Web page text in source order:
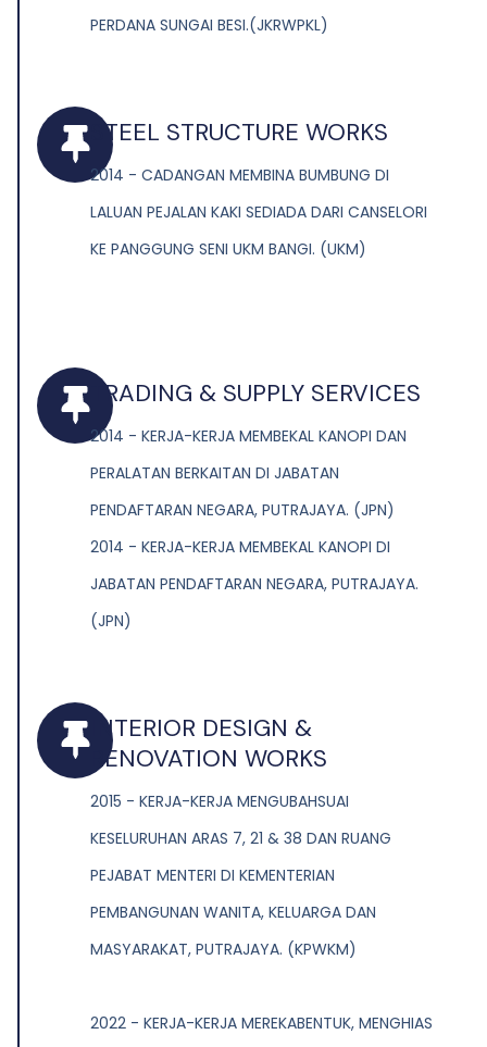
PERDANA SUNGAI BESI.(JKRWPKL)
STEEL STRUCTURE WORKS
2014 - CADANGAN MEMBINA BUMBUNG DI
LALUAN PEJALAN KAKI SEDIADA DARI CANSELORI
KE PANGGUNG SENI UKM BANGI. (UKM)
TRADING & SUPPLY SERVICES
2014 - KERJA-KERJA MEMBEKAL KANOPI DAN
PERALATAN BERKAITAN DI JABATAN
PENDAFTARAN NEGARA, PUTRAJAYA. (JPN)
2014 - KERJA-KERJA MEMBEKAL KANOPI DI
JABATAN PENDAFTARAN NEGARA, PUTRAJAYA.
(JPN)
INTERIOR DESIGN &
RENOVATION WORKS
2015 - KERJA-KERJA MENGUBAHSUAI
KESELURUHAN ARAS 7, 21 & 38 DAN RUANG
PEJABAT MENTERI DI KEMENTERIAN
PEMBANGUNAN WANITA, KELUARGA DAN
MASYARAKAT, PUTRAJAYA. (KPWKM)
2022 - KERJA-KERJA MEREKABENTUK, MENGHIAS